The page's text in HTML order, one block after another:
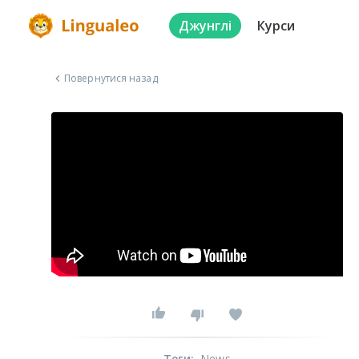
Джунглі Курси
Повернутися назад